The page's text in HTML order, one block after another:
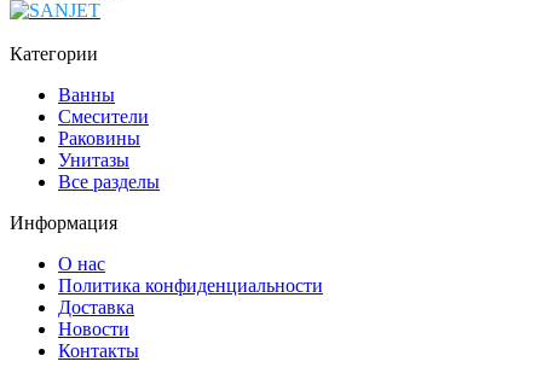
Категории
Ванны
Смесители
Раковины
Унитазы
Все разделы
Информация
О нас
Политика конфиденциальности
Доставка
Новости
Контакты